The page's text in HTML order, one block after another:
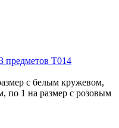
предметов Т014
с белым кружевом,
по 1 на размер с розовым